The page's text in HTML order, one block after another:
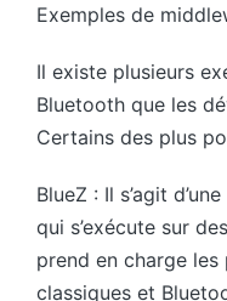
Exemples de
Il existe plusieurs
Bluetooth que les
Certains des plus
BlueZ : Il s’agit
qui s’exécute sur
prend en charge
classiques et